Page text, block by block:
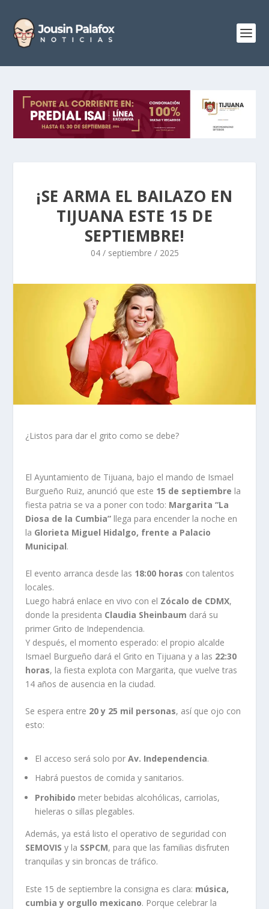
¡SE ARMA EL BAILAZO EN
TIJUANA ESTE 15 DE
SEPTIEMBRE!
04 / septiembre / 2025
¿Listos para dar el grito como se debe?
El Ayuntamiento de Tijuana, bajo el mando de Ismael
Burgueño Ruiz, anunció que este 15 de septiembre la
fiesta patria se va a poner con todo: Margarita “La
Diosa de la Cumbia” llega para encender la noche en
la Glorieta Miguel Hidalgo, frente a Palacio
Municipal.
El evento arranca desde las 18:00 horas con talentos
locales.
Luego habrá enlace en vivo con el Zócalo de CDMX,
donde la presidenta Claudia Sheinbaum dará su
primer Grito de Independencia.
Y después, el momento esperado: el propio alcalde
Ismael Burgueño dará el Grito en Tijuana y a las 22:30
horas, la fiesta explota con Margarita, que vuelve tras
14 años de ausencia en la ciudad.
Se espera entre 20 y 25 mil personas, así que ojo con
esto:
El acceso será solo porAv. Independencia.
Habrá puestos de comida y sanitarios.
Prohibido meter bebidas alcohólicas, carriolas,
hieleras o sillas plegables.
Además, ya está listo el operativo de seguridad con
SEMOVIS y la SSPCM, para que las familias disfruten
tranquilas y sin broncas de tráfico.
Este 15 de septiembre la consigna es clara: música,
cumbia y orgullo mexicano. Porque celebrar la